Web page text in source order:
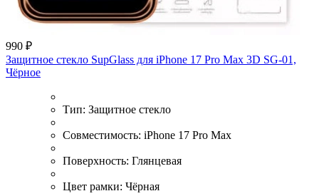
990 ₽
Защитное стекло SupGlass для iPhone 17 Pro Max 3D SG-01,
Чёрное
Тип: Защитное стекло
Совместимость: iPhone 17 Pro Max
Поверхность: Глянцевая
Цвет рамки: Чёрная